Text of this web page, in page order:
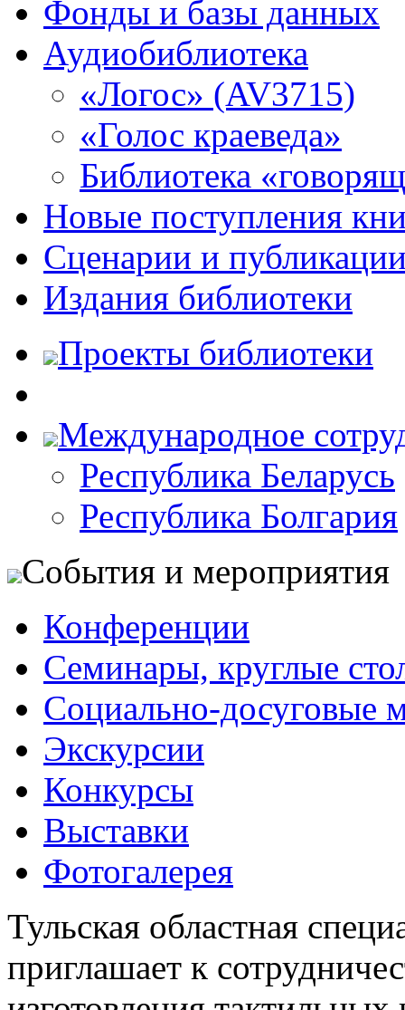
Фонды и базы данных
Аудиобиблиотека
«Логос» (AV3715)
«Голос краеведа»
Библиотека
Новые поступления
Сценарии и
Издания библиотеки
Проекты библиотеки
Международное
Республика Беларусь
Республика Болгария
События и мероприятия
Конференции
Семинары, круглые
Социально-досуговые
Экскурсии
Конкурсы
Выставки
Фотогалерея
Тульская областная
приглашает к